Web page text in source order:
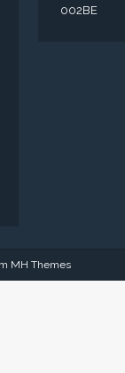
002BE
MH Themes